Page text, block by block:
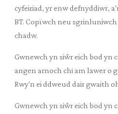
cyfeiriad, yr enw defnyddiwr,
BT. Copïwch neu
chadw.
Gwnewch yn siŵr eich bod yn
angen arnoch chi am lawer o
Rwy'n ei ddweud dair gwaith
Gwnewch yn siŵr eich bod yn